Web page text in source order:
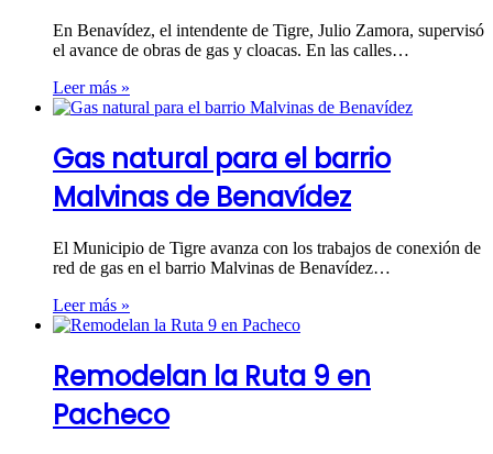
En Benavídez, el intendente de Tigre, Julio Zamora, supervisó
el avance de obras de gas y cloacas. En las calles…
Leer más »
Gas natural para el barrio
Malvinas de Benavídez
El Municipio de Tigre avanza con los trabajos de conexión de
red de gas en el barrio Malvinas de Benavídez…
Leer más »
Remodelan la Ruta 9 en
Pacheco